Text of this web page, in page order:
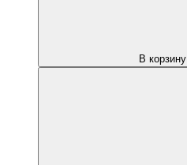
В корзину